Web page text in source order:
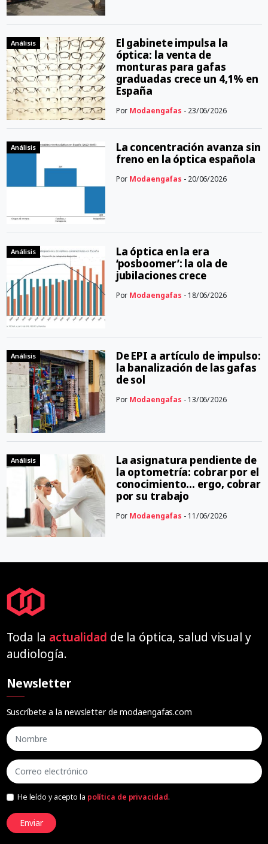
Análisis
El gabinete impulsa la
óptica: la venta de
monturas para gafas
graduadas crece un 4,1% en
España
Por Modaengafas - 23/06/2026
Análisis
La concentración avanza sin
freno en la óptica española
Por Modaengafas - 20/06/2026
Análisis
La óptica en la era
‘posboomer’: la ola de
jubilaciones crece
Por Modaengafas - 18/06/2026
Análisis
De EPI a artículo de impulso:
la banalización de las gafas
de sol
Por Modaengafas - 13/06/2026
Análisis
La asignatura pendiente de
la optometría: cobrar por el
conocimiento… ergo, cobrar
por su trabajo
Por Modaengafas - 11/06/2026
Toda la actualidad de la óptica, salud visual y
audiología.
Newsletter
Suscríbete a la newsletter de modaengafas.com
He leído y acepto la política de privacidad.
Enviar